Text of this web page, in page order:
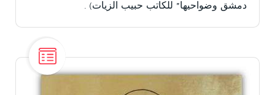
دمشق وضواحيها” للكاتب حبيب الزيات) .